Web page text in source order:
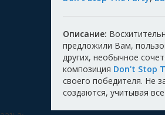
Описание:
предложили Вам,
других, необычное
композиция Don't Stop
своего победителя. Не
создаются, учитывая